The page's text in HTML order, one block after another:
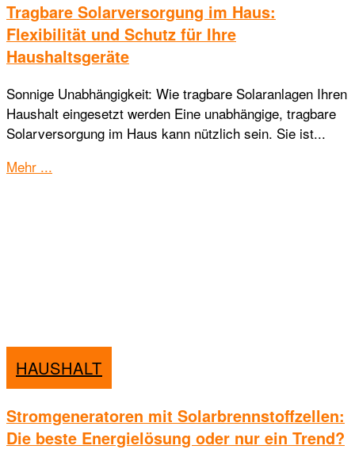
Tragbare Solarversorgung im Haus:
Flexibilität und Schutz für Ihre
Haushaltsgeräte
Sonnige Unabhängigkeit: Wie tragbare Solaranlagen Ihren
Haushalt eingesetzt werden Eine unabhängige, tragbare
Solarversorgung im Haus kann nützlich sein. Sie ist...
Mehr ...
HAUSHALT
Stromgeneratoren mit Solarbrennstoffzellen:
Die beste Energielösung oder nur ein Trend?